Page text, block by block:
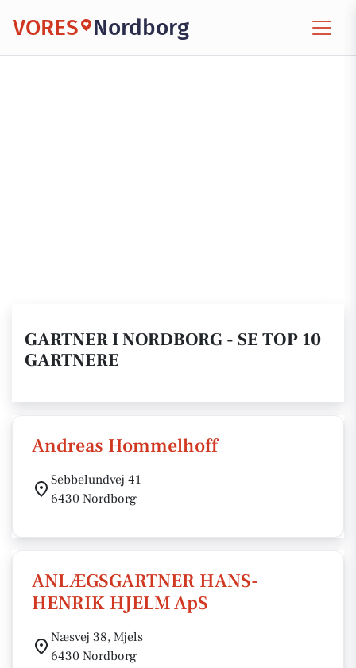
VORES Nordborg
GARTNER I NORDBORG - SE TOP 10
GARTNERE
Andreas Hommelhoff
Sebbelundvej 41
6430 Nordborg
ANLÆGSGARTNER HANS-
HENRIK HJELM ApS
Næsvej 38, Mjels
6430 Nordborg